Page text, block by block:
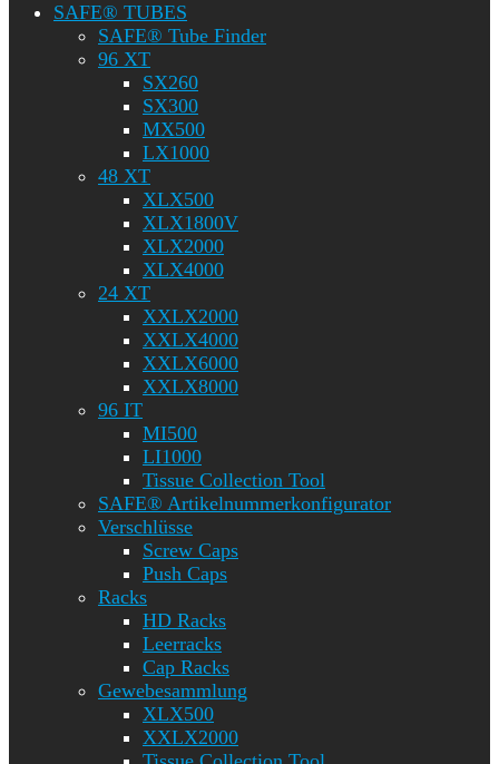
SAFE® TUBES
SAFE® Tube Finder
96 XT
SX260
SX300
MX500
LX1000
48 XT
XLX500
XLX1800V
XLX2000
XLX4000
24 XT
XXLX2000
XXLX4000
XXLX6000
XXLX8000
96 IT
MI500
LI1000
Tissue Collection Tool
SAFE® Artikelnummerkonfigurator
Verschlüsse
Screw Caps
Push Caps
Racks
HD Racks
Leerracks
Cap Racks
Gewebesammlung
XLX500
XXLX2000